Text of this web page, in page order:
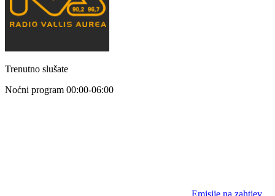
Trenutno slušate
Noćni program 00:00-06:00
Emisije na zahtjev